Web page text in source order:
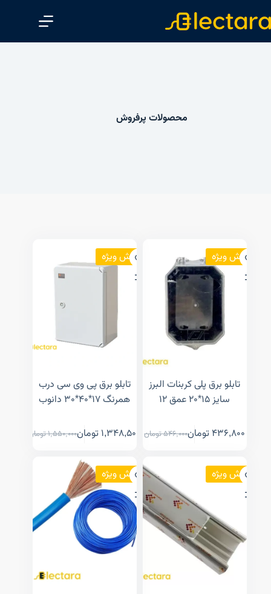
ش
محصولات پرفروش
فروش ویژه
تابلو برق پلی کربنات البرز
سایز ۱۵*۲۰ عمق ۱۲
546,000تومان 436,800 تومان
فروش ویژه
تابلو برق پی وی سی درب
همرنگ ۱۷*۴۰*۳۰ دانوب
1,550,000تومان 1,348,500 تومان
فروش ویژه فروش ویژه